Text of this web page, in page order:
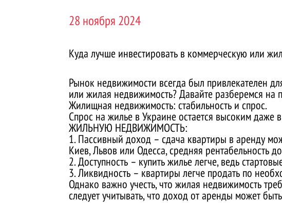
28 ноября 2024
Куда лучше инвестировать в коммерческую или
Рынок недвижимости всегда был привлекателен
или жилая недвижимость? Давайте разберемся на
Жилищная недвижимость: стабильность и спрос.
Спрос на жилье в Украине остается высоким
ЖИЛЬНУЮ НЕДВИЖИМОСТЬ:
1. Пассивный доход – сдача квартиры в аренду
Киев, Львов или Одесса, средняя рентабельность
2. Доступность – купить жилье легче, ведь
3. Ликвидность – квартиры легче продать по
Однако важно учесть, что жилая недвижимость
следует учитывать, что доход от аренды может